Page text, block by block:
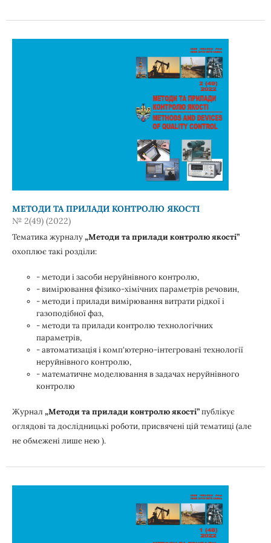
МЕТОДИ ТА ПРИЛАДИ КОНТРОЛЮ ЯКОСТІ
№ 2(49) (2022)
Тематика журналу„Методи та прилади контролю якості”
охоплює такі розділи:
- методи і засоби неруйнівного контролю,
- вимірювання фізико-хімічних параметрів речовин,
- методи і прилади вимірювання витрати рідкої і
газоподібної фаз,
- методи та прилади контролю технологічних
параметрів,
- автоматизація і комп'ютерно-інтегровані технології
неруйнівного контролю,
- математичне моделювання в задачах неруйнівного
контролю
Журнал „Методи та прилади контролю якості”публікує
оглядові та дослідницькі роботи, присвячені цій тематиці (але
не обмежені лише нею ).